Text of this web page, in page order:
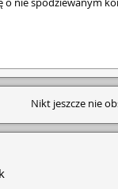
Nikt jeszcze nie